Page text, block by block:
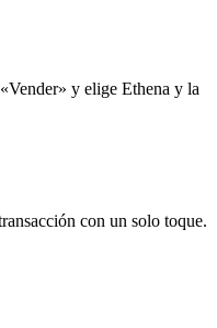
y elige Ethena y la
con un solo toque.